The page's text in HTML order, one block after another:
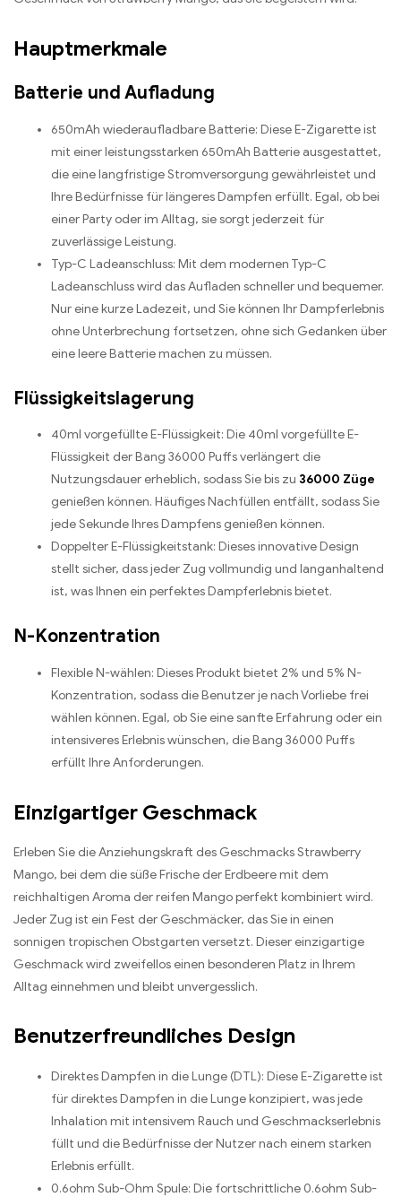
Hauptmerkmale
Batterie und Aufladung
650mAh wiederaufladbare Batterie: Diese E-Zigarette ist
mit einer leistungsstarken 650mAh Batterie ausgestattet,
die eine langfristige Stromversorgung gewährleistet und
Ihre Bedürfnisse für längeres Dampfen erfüllt. Egal, ob bei
einer Party oder im Alltag, sie sorgt jederzeit für
zuverlässige Leistung.
Typ-C Ladeanschluss: Mit dem modernen Typ-C
Ladeanschluss wird das Aufladen schneller und bequemer.
Nur eine kurze Ladezeit, und Sie können Ihr Dampferlebnis
ohne Unterbrechung fortsetzen, ohne sich Gedanken über
eine leere Batterie machen zu müssen.
Flüssigkeitslagerung
40ml vorgefüllte E-Flüssigkeit: Die 40ml vorgefüllte E-
Flüssigkeit der Bang 36000 Puffs verlängert die
Nutzungsdauer erheblich, sodass Sie bis zu 36000 Züge
genießen können. Häufiges Nachfüllen entfällt, sodass Sie
jede Sekunde Ihres Dampfens genießen können.
Doppelter E-Flüssigkeitstank: Dieses innovative Design
stellt sicher, dass jeder Zug vollmundig und langanhaltend
ist, was Ihnen ein perfektes Dampferlebnis bietet.
N-Konzentration
Flexible N-wählen: Dieses Produkt bietet 2% und 5% N-
Konzentration, sodass die Benutzer je nach Vorliebe frei
wählen können. Egal, ob Sie eine sanfte Erfahrung oder ein
intensiveres Erlebnis wünschen, die Bang 36000 Puffs
erfüllt Ihre Anforderungen.
Einzigartiger Geschmack
Erleben Sie die Anziehungskraft des Geschmacks Strawberry
Mango, bei dem die süße Frische der Erdbeere mit dem
reichhaltigen Aroma der reifen Mango perfekt kombiniert wird.
Jeder Zug ist ein Fest der Geschmäcker, das Sie in einen
sonnigen tropischen Obstgarten versetzt. Dieser einzigartige
Geschmack wird zweifellos einen besonderen Platz in Ihrem
Alltag einnehmen und bleibt unvergesslich.
Benutzerfreundliches Design
Direktes Dampfen in die Lunge (DTL): Diese E-Zigarette ist
für direktes Dampfen in die Lunge konzipiert, was jede
Inhalation mit intensivem Rauch und Geschmackserlebnis
füllt und die Bedürfnisse der Nutzer nach einem starken
Erlebnis erfüllt.
0.6ohm Sub-Ohm Spule: Die fortschrittliche 0.6ohm Sub-